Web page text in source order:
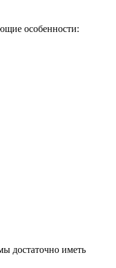
особенности:
достаточно иметь